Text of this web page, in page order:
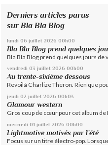
Derniers articles parus
sur Bla Bla Blog
lundi 06 juillet 2026 00h00
Bla Bla Blog prend quelques
Bla Bla Blog prend quelques jours de
vendredi 03 juillet 2026 00h00
Au trente-sixième dessous
Revoilà Charlize Theron. Rien que
jeudi 02 juillet 2026 00h03
Glamour western
Gros coup de cœur pour cet album de
mercredi 01 juillet 2026 00h00
Lightmotive motivés par l’été
Focus sur un titre électro-pop. Lorsque